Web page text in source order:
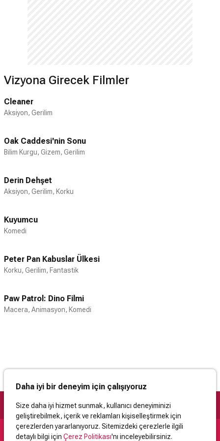
Vizyona Girecek Filmler
Cleaner
Aksiyon, Gerilim
Oak Caddesi'nin Sonu
Bilim Kurgu, Gizem, Gerilim
Derin Dehşet
Aksiyon, Gerilim, Korku
Kuyumcu
Komedi
Peter Pan Kabuslar Ülkesi
Korku, Gerilim, Fantastik
Paw Patrol: Dino Filmi
Macera, Animasyon, Komedi
Daha iyi bir deneyim için çalışıyoruz
Size daha iyi hizmet sunmak, kullanıcı deneyiminizi
geliştirebilmek, içerik ve reklamları kişiselleştirmek için
çerezlerden yararlanıyoruz. Sitemizdeki çerezlerle ilgili
detaylı bilgi için Çerez Politikası'nı inceleyebilirsiniz.